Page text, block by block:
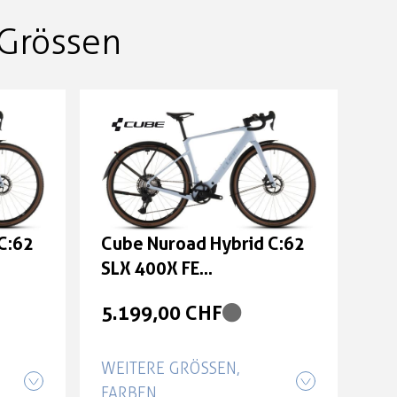
Cube Nuroad Hybrid C:62
SLX 400X FE
5.199,00 CHF
WEITERE GRÖSSEN, F